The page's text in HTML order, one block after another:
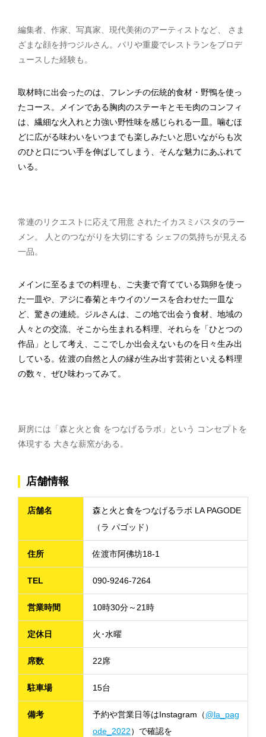
編集者、作家、写真家、現代美術のアーティストなど、 さま
ざまな顔を持つジルさん。パリや重慶でレストランをプロデ
ュースした経験も。
取材時に出会ったのは、フレンチの伝統的食材・野鴨を使っ
たコース。メインである胸肉のステーキとモモ肉のコンフィ
は、繊細な火入れと力強い野性味を感じられる一皿。噛むほ
どに広がる味わいをいつまでも楽しみたいと思いながらも次
のひと口につい手を伸ばしてしまう、そんな魅力にあふれて
いる。
常連のリクエストに応えて用意 されたイカスミパスタのラー
メン。 人とのつながりを大切にする シェフの気持ちが見える
一品。
メインに至るまでの料理も、ご夫妻で育てている鶏卵を使っ
た一皿や、アジに春菊とキウイのソースを合わせた一皿な
ど、驚きの連続。ジルさんは、この地で出会う食材、地域の
人々との交流、そこから生まれる料理、それらを「ひとつの
作品」として考え、ここでしか出会えないものを日々生み出
している。佐渡の自然と人の縁が生み出す芸術といえる料理
の数々、ぜひ味わってみて。
厨房には「森と火と食 をつなげるラボ」という コンセプトを
体現する 大きな薪窯がある。
店舗情報
店舗名
森と火と食をつなげるラボ LA PAGODE
（ラ パゴッド）
住所 佐渡市阿佛坊18-1
TEL 090-9246-7264
営業時間 10時30分～21時
定休日 火･水曜
席数 22席
駐車場 15台
備考 予約や営業日等はInstagram（@la_pag
ode_2022）で確認を